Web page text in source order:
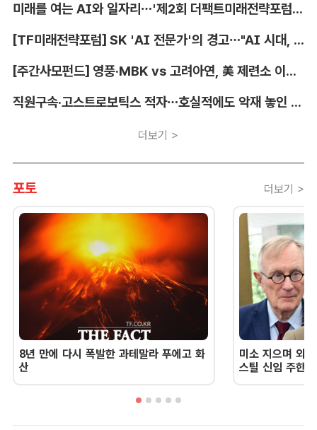
미래를 여는 AI와 일자리…'제2회 더팩트미래전략포럼' 참가 신청
[TF미래전략포럼] SK 'AI 전문가'의 경고…"AI 시대, 인재 격차 더 커진다"
[주간사모펀드] 영풍·MBK vs 고려아연, 美 제련소 이름 두고 고발전
직원구속·고스트로보틱스 적자…호실적에도 악재 놓인 LIG D&A
더보기 >
포토 더보기 >
8년 만에 다시 폭발한 과테말라 푸에고 화
산
미소 지으며 외
스틸 신임 주한